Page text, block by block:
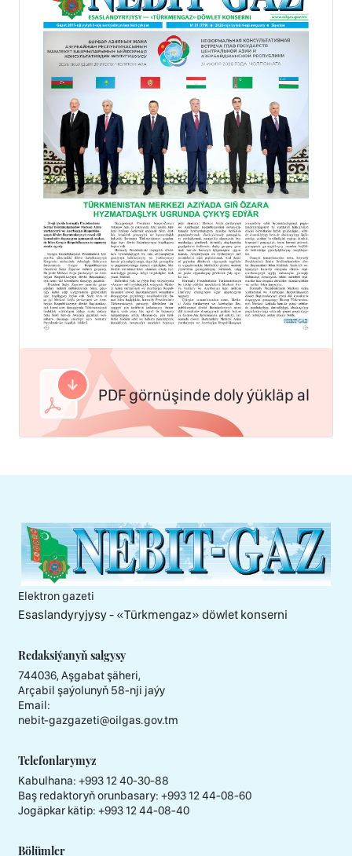
PDF görnüşinde doly ýükläp al
Elektron gazeti
Esaslandyryjysy - «Тürkmengaz» döwlet konserni
Redaksiýanyň salgysy
744036, Aşgabat şäheri,
Arçabil şaýolunyň 58-nji jaýy
Email:
nebit-gazgazeti@oilgas.gov.tm
Telefonlarymyz
Kabulhana: +993 12 40-30-88
Baş redaktoryň orunbasary: +993 12 44-08-60
Jogäpkar kätip: +993 12 44-08-40
Bölümler